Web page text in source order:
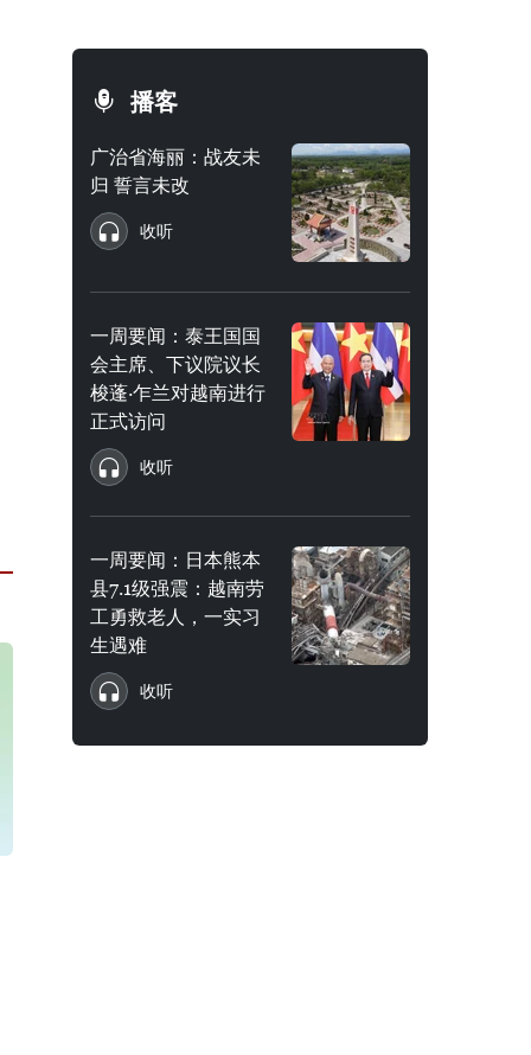
播客
广治省海丽：战友未
归 誓言未改
收听
一周要闻：泰王国国
会主席、下议院议长
梭蓬·乍兰对越南进行
正式访问
收听
一周要闻：日本熊本
县7.1级强震：越南劳
工勇救老人，一实习
生遇难
收听